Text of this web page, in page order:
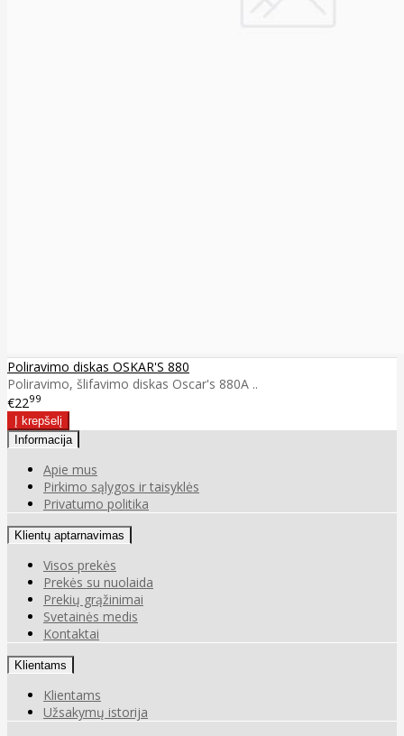
Poliravimo diskas OSKAR'S 880
Poliravimo, šlifavimo diskas Oscar's 880A ..
€2299
Informacija
Apie mus
Pirkimo sąlygos ir taisyklės
Privatumo politika
Klientų aptarnavimas
Visos prekės
Prekės su nuolaida
Prekių grąžinimai
Svetainės medis
Kontaktai
Klientams
Klientams
Užsakymų istorija